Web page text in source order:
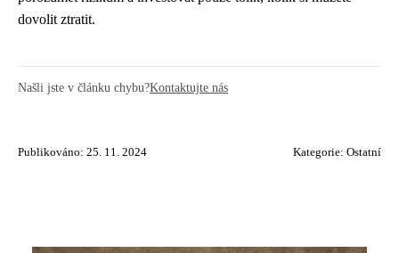
dovolit ztratit.
Našli jste v článku chybu?Kontaktujte nás
Publikováno: 25. 11. 2024 Kategorie: Ostatní